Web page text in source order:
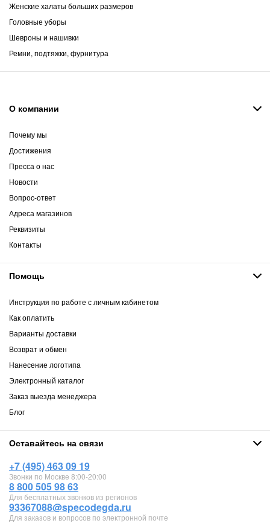
Женские халаты больших размеров
Головные уборы
Шевроны и нашивки
Ремни, подтяжки, фурнитура
О компании
Почему мы
Достижения
Пресса о нас
Новости
Вопрос-ответ
Адреса магазинов
Реквизиты
Контакты
Помощь
Инструкция по работе с личным кабинетом
Как оплатить
Варианты доставки
Возврат и обмен
Нанесение логотипа
Электронный каталог
Заказ выезда менеджера
Блог
Оставайтесь на связи
+7 (495) 463 09 19
Звонки по Москве 8:00-20:00
8 800 505 98 63
Для бесплатных звонков из регионов
93367088@specodegda.ru
Для заказов и вопросов по электронной почте